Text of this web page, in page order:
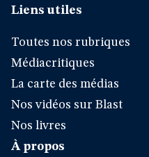
Liens utiles
Toutes nos rubriques
Médiacritiques
La carte des médias
Nos vidéos sur Blast
Nos livres
À propos